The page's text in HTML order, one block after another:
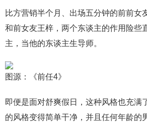
比方营销半个月、出场五分钟的前前女
和前女友王梓，两个东谈主的作用险些
主，当他的东谈主生导师。
图源：《前任4》
即便是面对舒爽假日，这种风格也充满
的风格变得简单干净，并且任何年龄的